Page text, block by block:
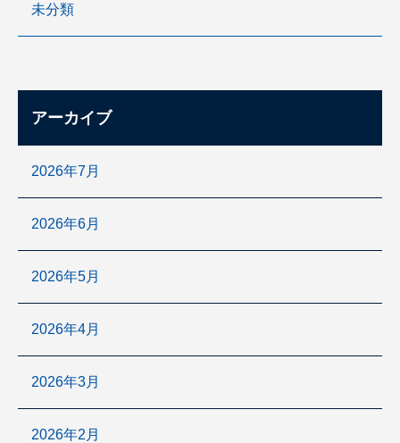
未分類
アーカイブ
2026年7月
2026年6月
2026年5月
2026年4月
2026年3月
2026年2月